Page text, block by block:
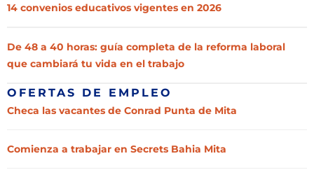
14 convenios educativos vigentes en 2026
De 48 a 40 horas: guía completa de la reforma laboral
que cambiará tu vida en el trabajo
OFERTAS DE EMPLEO
Checa las vacantes de Conrad Punta de Mita
Comienza a trabajar en Secrets Bahia Mita